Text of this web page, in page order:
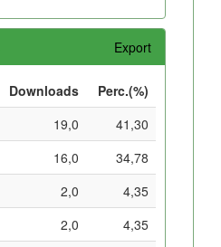
Export
Downloads
Perc.(%)
19,0
41,30
16,0
34,78
2,0
4,35
2,0
4,35